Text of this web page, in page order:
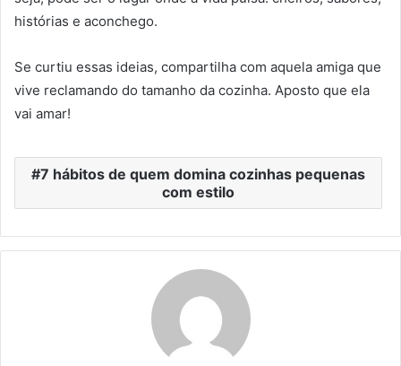
histórias e aconchego.
Se curtiu essas ideias, compartilha com aquela amiga que
vive reclamando do tamanho da cozinha. Aposto que ela
vai amar!
7 hábitos de quem domina cozinhas pequenas
com estilo